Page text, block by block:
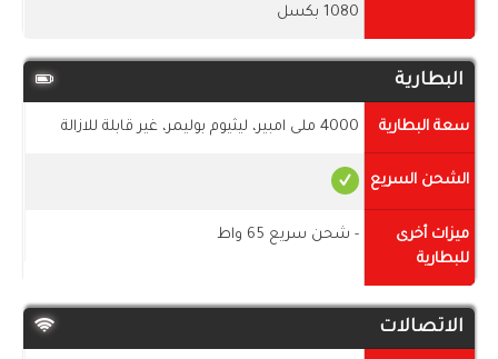
1080 بكسل
البطارية
سعة البطارية 4000 ملى امبير، ليثيوم بوليمر، غير قابلة للازالة
الشحن السريع
ميزات أخرى
للبطارية
- شحن سريع 65 واط
الاتصالات